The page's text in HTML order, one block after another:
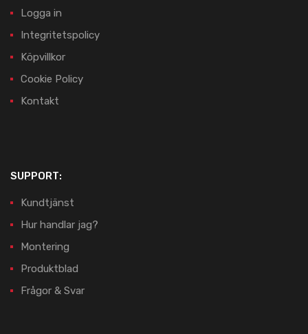
Logga in
Integritetspolicy
Köpvillkor
Cookie Policy
Kontakt
SUPPORT:
Kundtjänst
Hur handlar jag?
Montering
Produktblad
Frågor & Svar